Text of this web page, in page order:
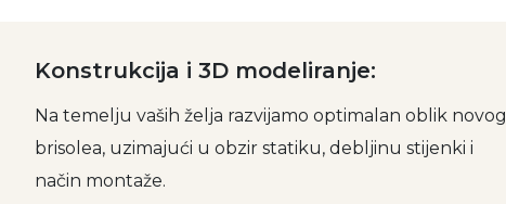
Konstrukcija i 3D modeliranje:
Na temelju vaših želja razvijamo optimalan oblik novog
brisolea, uzimajući u obzir statiku, debljinu stijenki i
način montaže.